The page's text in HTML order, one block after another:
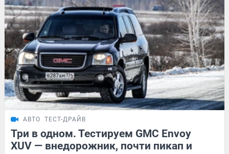
АВТО ТЕСТ-ДРАЙВ
Три в одном. Тестируем GMC Envoy
XUV — внедорожник, почти пикап и